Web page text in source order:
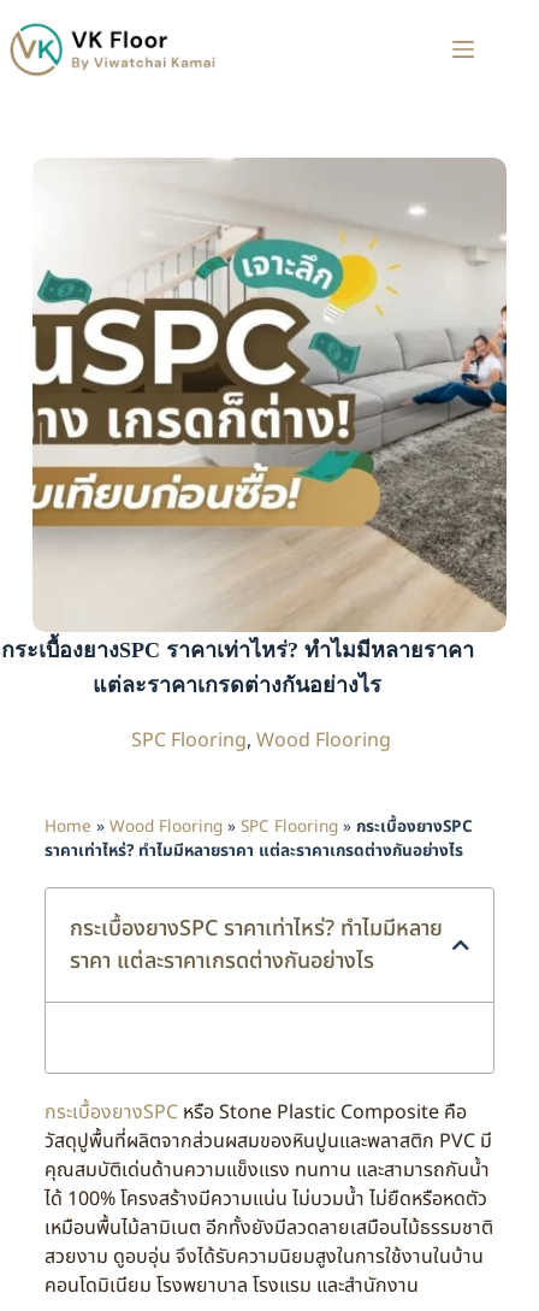
กระเบื้องยางSPC ราคาเท่าไหร่? ทำไมมีหลายราคา
แต่ละราคาเกรดต่างกันอย่างไร
SPC Flooring,Wood Flooring
Home » Wood Flooring» SPC Flooring» กระเบื้องยางSPC
ราคาเท่าไหร่? ทำไมมีหลายราคา แต่ละราคาเกรดต่างกันอย่างไร
กระเบื้องยางSPC ราคาเท่าไหร่? ทำไมมีหลาย
ราคา แต่ละราคาเกรดต่างกันอย่างไร
กระเบื้องยางSPCหรือ Stone Plastic Composite คือ
วัสดุปูพื้นที่ผลิตจากส่วนผสมของหินปูนและพลาสติก PVC มี
คุณสมบัติเด่นด้านความแข็งแรง ทนทาน และสามารถกันน้ำ
ได้ 100% โครงสร้างมีความแน่น ไม่บวมน้ำ ไม่ยืดหรือหดตัว
เหมือนพื้นไม้ลามิเนต อีกทั้งยังมีลวดลายเสมือนไม้ธรรมชาติ
สวยงาม ดูอบอุ่น จึงได้รับความนิยมสูงในการใช้งานในบ้าน
คอนโดมิเนียม โรงพยาบาล โรงแรม และสำนักงาน